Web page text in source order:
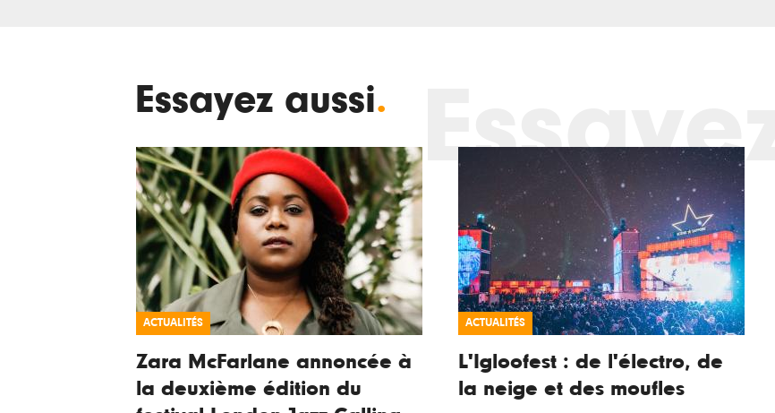
Essayez aussi.
ACTUALITÉS
Zara McFarlane annoncée à
la deuxième édition du
ACTUALITÉS
L'Igloofest : de l'électro, de
la neige et des moufles